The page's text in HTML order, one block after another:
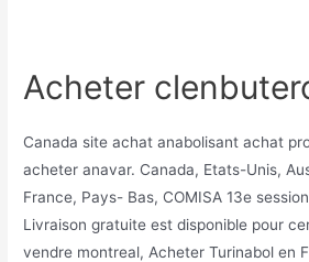
Acheter
Canada site achat anabolisant achat
acheter anavar. Canada, Etats-Unis,
France, Pays- Bas, COMISA 13e
Livraison gratuite est disponible pour
vendre montreal, Acheter Turinabol en